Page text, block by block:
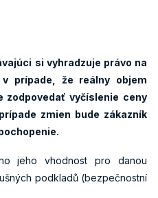
si vyhradzuje právo na
prípade, že reálny objem
zodpovedať vyčíslenie ceny
zmien bude zákazník
jeho vhodnost pro danou
podkladů (bezpečnostní